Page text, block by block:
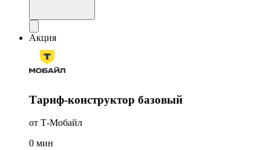
Акция
Тариф-конструктор базовый
от Т-Мобайл
0 мин